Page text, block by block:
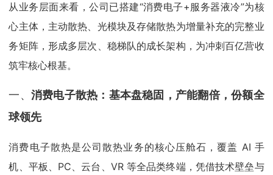
从业务层面来看，公司已搭建“消费电子+服务器液冷”为核
心主体，主动散热、光模块及存储散热为增量补充的完整业
务矩阵，形成多层次、稳梯队的成长架构，为冲刺百亿营收
筑牢核心根基。
一、 消费电子散热：基本盘稳固，产能翻倍，份额全
球领先
消费电子散热是公司散热业务的核心压舱石，覆盖 AI 手
机、平板、PC、云台、VR 等全品类终端，凭借技术壁垒与